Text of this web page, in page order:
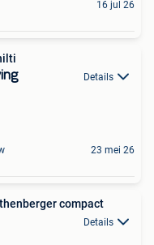
16 jul 26
Details
23 mei 26
compact
Details